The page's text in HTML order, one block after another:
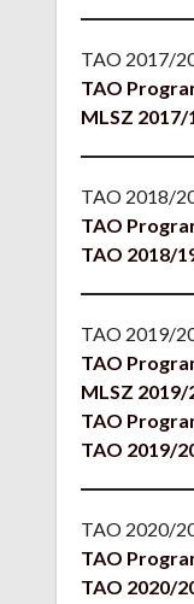
TAO 2017/
TAO
MLSZ
TAO 2018/
TAO
TAO 2018/
TAO 2019/
TAO
MLSZ
TAO
TAO 2019/
TAO 2020/
TAO
TAO 2020/